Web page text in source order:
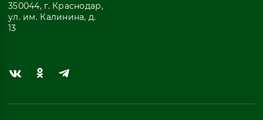
350044, г. Краснодар,
ул. им. Калинина, д.
13